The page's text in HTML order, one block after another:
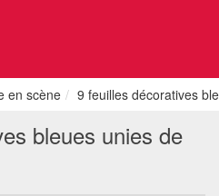
en scène 9 feuilles décoratives
bleues unies de